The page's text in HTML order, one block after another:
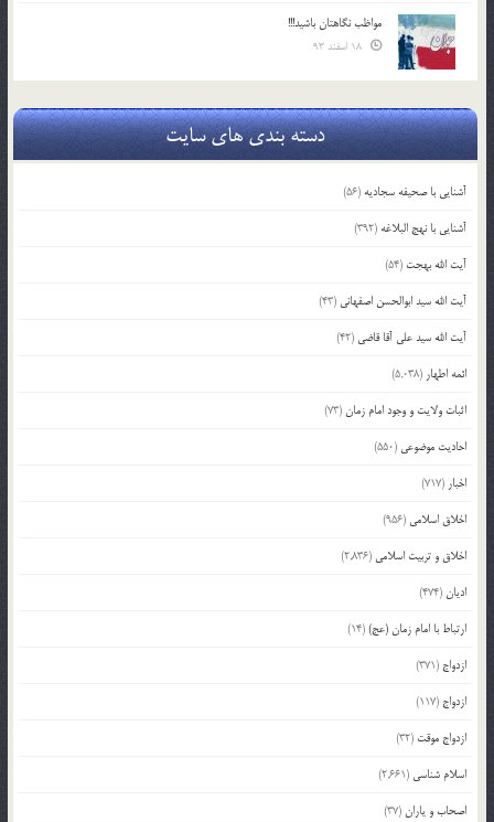
مواظب نگاهتان باشید!!!
دسته بندی های سایت
آشنایی با صحیفه سجادیه (56)
آشنایی با نهج البلاغه (392)
آیت الله بهجت (54)
آیت الله سید ابوالحسن اصفهانی (43)
آیت الله سید علی آقا قاضی (42)
ائمه اطهار (5,038)
اثبات ولایت و وجود امام زمان(73)
احادیث موضوعی (550)
اخبار (717)
اخلاق اسلامی (956)
اخلاق و تربیت اسلامی (2,836)
ادیان(474)
ارتباط با امام زمان (عج)(14)
ازدواج (371)
ازدواج (117)
ازدواج موقت (32)
اسلام شناسی (2,661)
اصحاب و یاران(37)